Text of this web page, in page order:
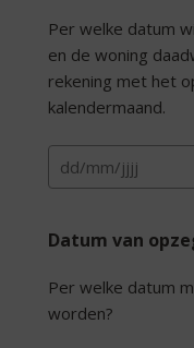
Per welke datum
en de woning
rekening met het
kalendermaand.
DD
MM
JJJJ
Datum van
Per welke datum
worden?